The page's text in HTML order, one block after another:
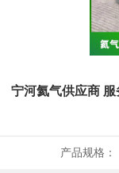
宁河氦气供应商
产品规格：